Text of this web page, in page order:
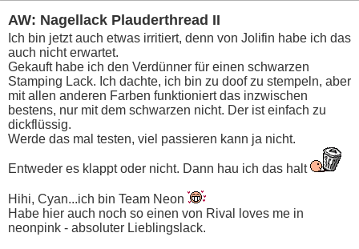
AW: Nagellack Plauderthread II
Ich bin jetzt auch etwas irritiert, denn von Jolifin habe ich das
auch nicht erwartet.
Gekauft habe ich den Verdünner für einen schwarzen
Stamping Lack. Ich dachte, ich bin zu doof zu stempeln, aber
mit allen anderen Farben funktioniert das inzwischen
bestens, nur mit dem schwarzen nicht. Der ist einfach zu
dickflüssig.
Werde das mal testen, viel passieren kann ja nicht.
Entweder es klappt oder nicht. Dann hau ich das halt
Hihi, Cyan...ich bin Team Neon
Habe hier auch noch so einen von Rival loves me in
neonpink - absoluter Lieblingslack.